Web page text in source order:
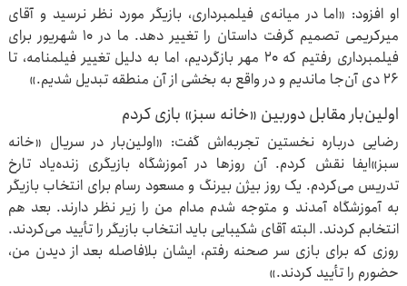
او افزود: «اما در میانه‌ی فیلمبرداری، بازیگر مورد نظر نرسید و آقای
میرکریمی تصمیم گرفت داستان را تغییر دهد. ما در ۱۰ شهریور برای
فیلمبرداری رفتیم که ۲۰ مهر بازگردیم، اما به دلیل تغییر فیلمنامه، تا
۲۶ دی آن‌جا ماندیم و در واقع به بخشی از آن منطقه تبدیل شدیم.»
اولین‌بار مقابل دوربین «خانه سبز» بازی کردم
رضایی درباره نخستین تجربه‌اش گفت: «اولین‌بار در سریال «خانه
سبز»ایفا نقش کردم. آن روزها در آموزشگاه بازیگری زنده‌یاد تارخ
تدریس می‌کردم. یک روز بیژن بیرنگ و مسعود رسام برای انتخاب بازیگر
به آموزشگاه آمدند و متوجه شدم مدام من را زیر نظر دارند. بعد هم
انتخابم کردند. البته آقای شکیبایی باید انتخاب بازیگر را تأیید می‌کردند.
روزی که برای بازی سر صحنه رفتم، ایشان بلافاصله بعد از دیدن من،
حضورم را تأیید کردند.»